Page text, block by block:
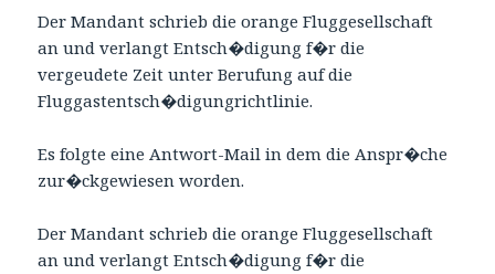
Der Mandant schrieb die orange Fluggesellschaft
an und verlangt Entsch�digung f�r die
vergeudete Zeit unter Berufung auf die
Fluggastentsch�digungrichtlinie.
Es folgte eine Antwort-Mail in dem die Anspr�che
zur�ckgewiesen worden.
Der Mandant schrieb die orange Fluggesellschaft
an und verlangt Entsch�digung f�r die